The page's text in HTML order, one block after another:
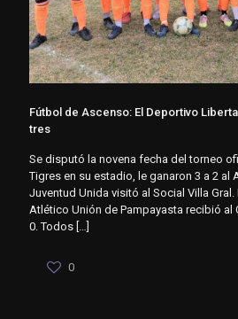
Fútbol de Ascenso: El Deportivo
tres
Se disputó la novena fecha del torneo
Tigres en su estadio, le ganaron 3 a 2 al
Juventud Unida visitó al Social Villa Gral.
Atlético Unión de Pampayasta recibió al
0. Todos
0